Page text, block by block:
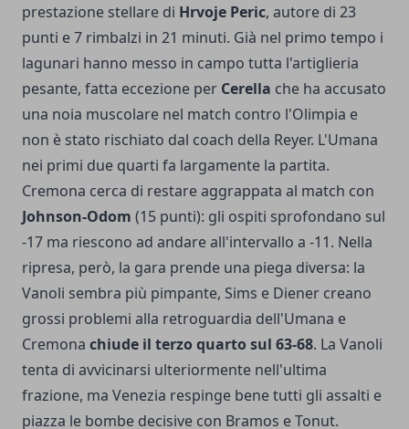
prestazione stellare di Hrvoje Peric, autore di 23
punti e 7 rimbalzi in 21 minuti. Già nel primo tempo i
lagunari hanno messo in campo tutta l'artiglieria
pesante, fatta eccezione per Cerella che ha accusato
una noia muscolare nel match contro l'Olimpia e
non è stato rischiato dal coach della Reyer. L'Umana
nei primi due quarti fa largamente la partita.
Cremona cerca di restare aggrappata al match con
Johnson-Odom (15 punti): gli ospiti sprofondano sul
-17 ma riescono ad andare all'intervallo a -11. Nella
ripresa, però, la gara prende una piega diversa: la
Vanoli sembra più pimpante, Sims e Diener creano
grossi problemi alla retroguardia dell'Umana e
Cremona chiude il terzo quarto sul 63-68. La Vanoli
tenta di avvicinarsi ulteriormente nell'ultima
frazione, ma Venezia respinge bene tutti gli assalti e
piazza le bombe decisive con Bramos e Tonut.